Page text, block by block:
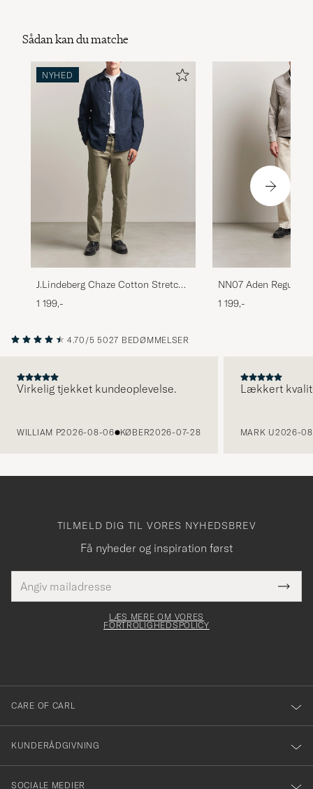
Sådan kan du matche
NYHED
J.Lindeberg Chaze Cotton Stretch
Pants Brindle
1 199,-
NN07 Aden Regular
Ivory
1 199,-
4.70/5 5027 BEDØMMELSER
Virkelig tjekket kundeoplevelse.
WILLIAM P2026-08-06 KØBER2026-07-28
Lækkert
MARK U2026-
TILMELD DIG TIL VORES NYHEDSBREV
Få nyheder og inspiration først
mailadresse
skal
Tack
för
dig
till
vårt
nyhetsbrev!
LÆS MERE OM VORES
FORTROLIGHEDSPOLICY
CARE OF CARL
KUNDERÅDGIVNING
SOCIALE MEDIER